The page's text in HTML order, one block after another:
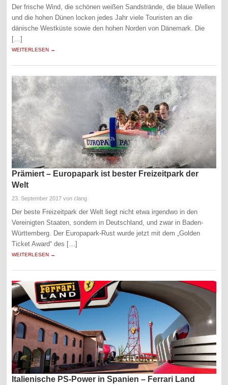
Der frische Wind, die schönen weißen Sandstrände, die blaue Wellen
und die hohen Dünen locken jedes Jahr viele Touristen an die
dänische Westküste sowie den hohen Norden von Dänemark. Die
[…]
WEITERLESEN →
Prämiert – Europapark ist bester Freizeitpark der
Welt
23. September 2017 von clang
Der beste Freizeitpark der Welt liegt nicht etwa irgendwo in den
Vereinigten Staaten, sondern in Deutschland, und zwar in Baden-
Württemberg. Der Europapark-Rust wurde jetzt mit dem „Golden
Ticket Award“ des […]
WEITERLESEN →
Italienische PS-Power in Spanien – Ferrari Land